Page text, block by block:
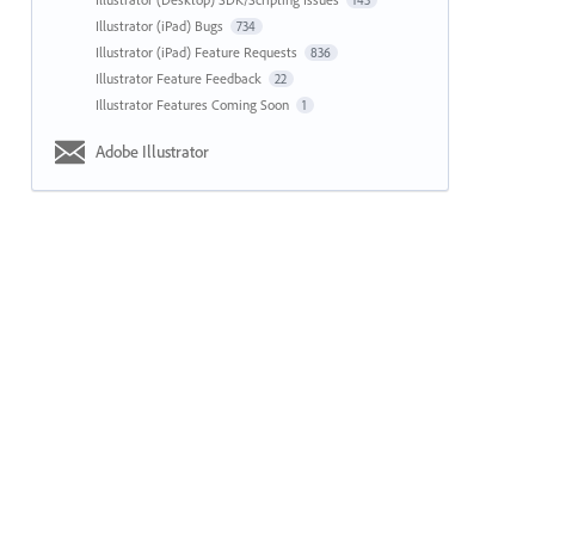
Illustrator (iPad) Bugs 734
Illustrator (iPad) Feature Requests 836
Illustrator Feature Feedback 22
Illustrator Features Coming Soon 1
Adobe Illustrator